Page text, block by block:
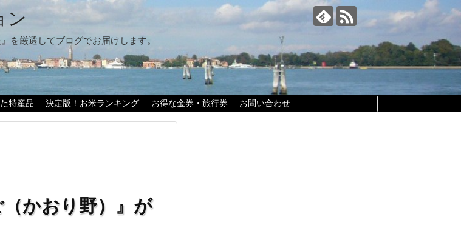
ン
を厳選してブログでお届けします。
特産品 決定版！お米ランキング お得な金券・旅行券 お問い合わせ
かおり野）』が